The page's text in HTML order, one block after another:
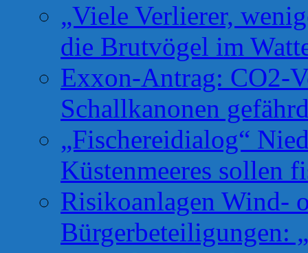
„Viele Verlierer,
die Brutvögel im
Exxon-Antrag: CO2-
Schallkanonen
„Fischereidialog“
Küstenmeeres sollen
Risikoanlagen Wind-
Bürgerbeteiligungen: